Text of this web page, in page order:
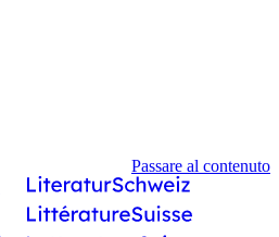
Passare al contenuto